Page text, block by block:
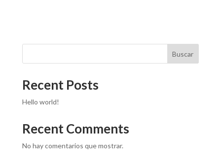
Buscar
Recent Posts
Hello world!
Recent Comments
No hay comentarios que mostrar.